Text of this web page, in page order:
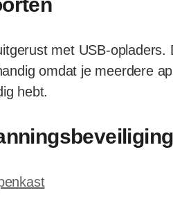
met USB-opladers.
omdat je meerdere
hebt.